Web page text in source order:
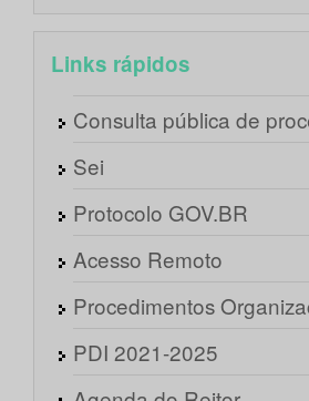
Links rápidos
Consulta pública de
Sei
Protocolo GOV.BR
Acesso Remoto
Procedimentos
PDI 2021-2025